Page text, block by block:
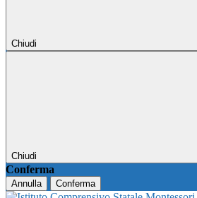
Chiudi
Chiudi
Conferma
Annulla Conferma